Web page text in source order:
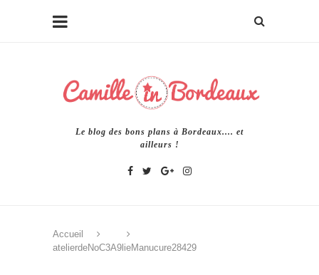
Le blog des bons plans à Bordeaux.... et
ailleurs !
Accueil
atelierdeNoC3A9lieManucure28429